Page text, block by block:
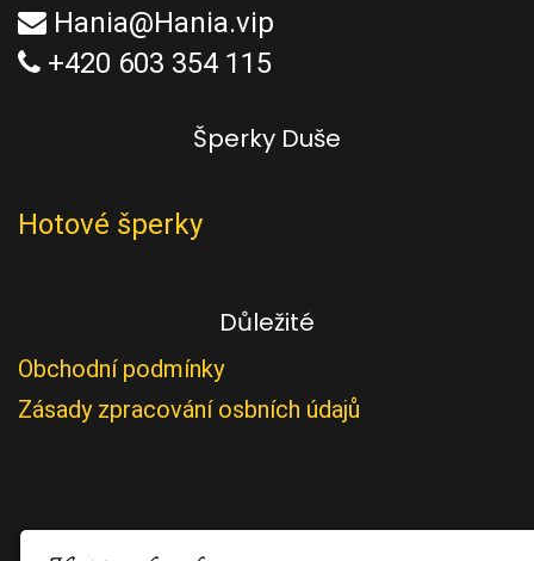
Hania@Hania.vip
+420 603 354 115
Šperky Duše
Hotové šperky
Důležité
Obchodní podmínky
Zásady zpracování osbních údajů